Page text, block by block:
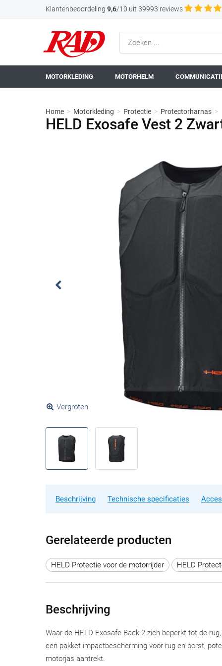
Klantenbeoordeling 9,6/10 uit 39993 reviews
MOTORKLEDING MOTORHELM
Home > Motorkleding > Protectie > Protectorharnas >
HELD Exosafe Vest 2
Vergroten
Beschrijving Technische specificaties
Gerelateerde producten
HELD Protectie voor de motorrijder HELD
Beschrijving
Waar de HELD Exosafe Back 2 zich beperkt tot de
een pakket impactbescherming voor rug en borst,
motorjas aantrekt.